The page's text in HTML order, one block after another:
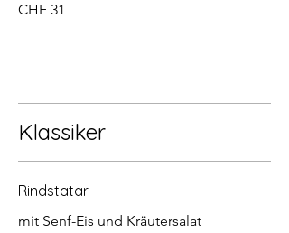
CHF 31
Klassiker
Rindstatar
mit Senf-Eis und Kräutersalat